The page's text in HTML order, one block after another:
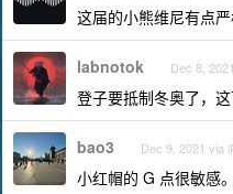
这届的小熊维尼有点
labnotok Dec 8, 2021
登子要抵制冬奥了，
bao3 Dec 9, 2021 via
小红帽的 G 点很敏感。